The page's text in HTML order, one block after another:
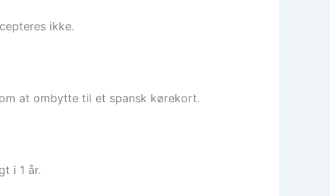
ikke.
at ombytte til et spansk kørekort.
i 1 år.